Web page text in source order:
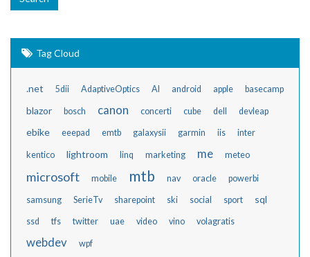
Tag Cloud
.net 5dii AdaptiveOptics AI android apple basecamp
blazor bosch canon concerti cube dell devleap
ebike eeepad emtb galaxysii garmin iis inter
kentico lightroom linq marketing me meteo
microsoft mobile mtb nav oracle powerbi
samsung SerieTv sharepoint ski social sport sql
ssd tfs twitter uae video vino volagratis
webdev wpf